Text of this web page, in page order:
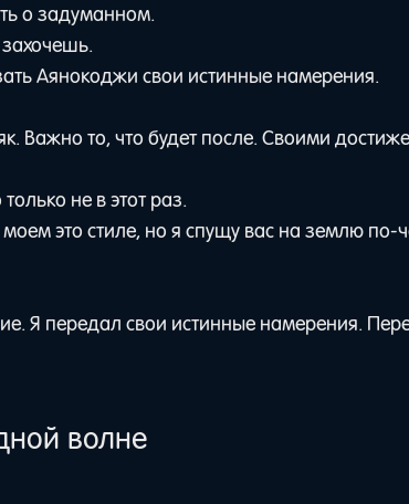
о задуманном.
Аянокоджи свои истинные намерения.
Важно то, что будет после. Своими
не в этот раз.
это стиле, но я спущу вас на землю по-
Я передал свои истинные намерения.
волне